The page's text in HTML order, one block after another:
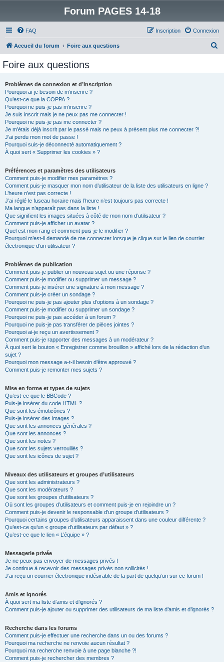
Forum PAGES 14-18
FAQ Connexion
Inscription
Accueil du forum Foire aux questions
Foire aux questions
Problèmes de connexion et d’inscription
Pourquoi ai-je besoin de m’inscrire ?
Qu’est-ce que la COPPA ?
Pourquoi ne puis-je pas m’inscrire ?
Je suis inscrit mais je ne peux pas me connecter !
Pourquoi ne puis-je pas me connecter ?
Je m’étais déjà inscrit par le passé mais ne peux à présent plus me connecter ?!
J’ai perdu mon mot de passe !
Pourquoi suis-je déconnecté automatiquement ?
À quoi sert « Supprimer les cookies » ?
Préférences et paramètres des utilisateurs
Comment puis-je modifier mes paramètres ?
Comment puis-je masquer mon nom d’utilisateur de la liste des utilisateurs en ligne ?
L’heure n’est pas correcte !
J’ai réglé le fuseau horaire mais l’heure n’est toujours pas correcte !
Ma langue n’apparaît pas dans la liste !
Que signifient les images situées à côté de mon nom d’utilisateur ?
Comment puis-je afficher un avatar ?
Quel est mon rang et comment puis-je le modifier ?
Pourquoi m’est-il demandé de me connecter lorsque je clique sur le lien de courrier
électronique d’un utilisateur ?
Problèmes de publication
Comment puis-je publier un nouveau sujet ou une réponse ?
Comment puis-je modifier ou supprimer un message ?
Comment puis-je insérer une signature à mon message ?
Comment puis-je créer un sondage ?
Pourquoi ne puis-je pas ajouter plus d’options à un sondage ?
Comment puis-je modifier ou supprimer un sondage ?
Pourquoi ne puis-je pas accéder à un forum ?
Pourquoi ne puis-je pas transférer de pièces jointes ?
Pourquoi ai-je reçu un avertissement ?
Comment puis-je rapporter des messages à un modérateur ?
À quoi sert le bouton « Enregistrer comme brouillon » affiché lors de la rédaction d’un
sujet ?
Pourquoi mon message a-t-il besoin d’être approuvé ?
Comment puis-je remonter mes sujets ?
Mise en forme et types de sujets
Qu’est-ce que le BBCode ?
Puis-je insérer du code HTML ?
Que sont les émoticônes ?
Puis-je insérer des images ?
Que sont les annonces générales ?
Que sont les annonces ?
Que sont les notes ?
Que sont les sujets verrouillés ?
Que sont les icônes de sujet ?
Niveaux des utilisateurs et groupes d’utilisateurs
Que sont les administrateurs ?
Que sont les modérateurs ?
Que sont les groupes d’utilisateurs ?
Où sont les groupes d’utilisateurs et comment puis-je en rejoindre un ?
Comment puis-je devenir le responsable d’un groupe d’utilisateurs ?
Pourquoi certains groupes d’utilisateurs apparaissent dans une couleur différente ?
Qu’est-ce qu’un « groupe d’utilisateurs par défaut » ?
Qu’est-ce que le lien « L’équipe » ?
Messagerie privée
Je ne peux pas envoyer de messages privés !
Je continue à recevoir des messages privés non sollicités !
J’ai reçu un courrier électronique indésirable de la part de quelqu’un sur ce forum !
Amis et ignorés
À quoi sert ma liste d’amis et d’ignorés ?
Comment puis-je ajouter ou supprimer des utilisateurs de ma liste d’amis et d’ignorés ?
Recherche dans les forums
Comment puis-je effectuer une recherche dans un ou des forums ?
Pourquoi ma recherche ne renvoie aucun résultat ?
Pourquoi ma recherche renvoie à une page blanche ?!
Comment puis-je rechercher des membres ?